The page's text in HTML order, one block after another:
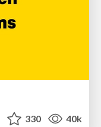
330 40k